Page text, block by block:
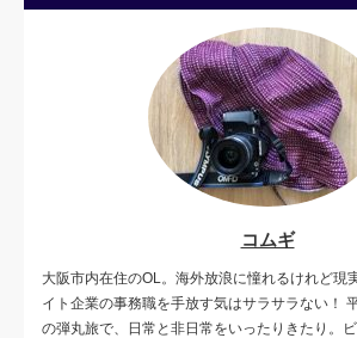
コムギ
大阪市内在住のOL。海外放浪に憧れるけれど現
イト企業の事務職を手放す気はサラサラない！
の弾丸旅で、日常と非日常をいったりきたり。